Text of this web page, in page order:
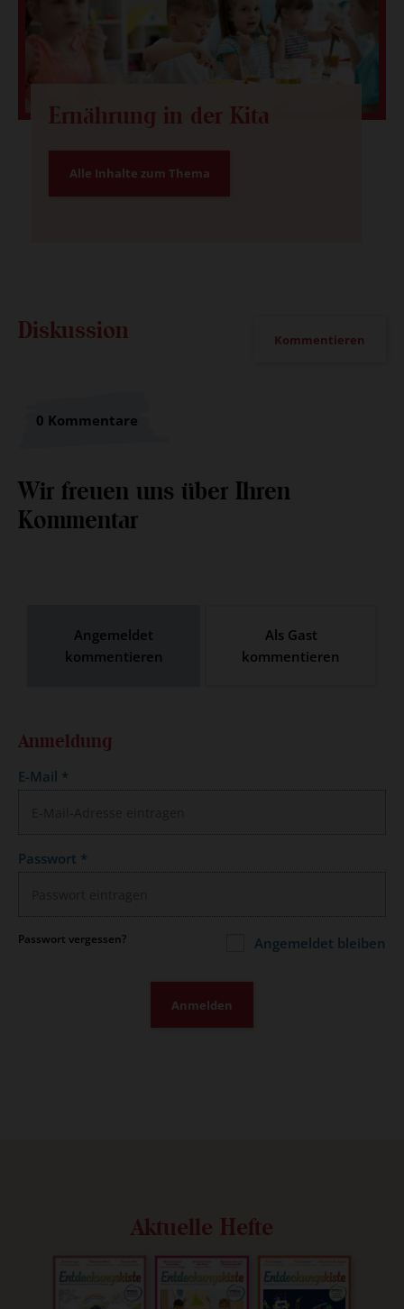
Ernährung in der Kita
Alle Inhalte zum Thema
Diskussion Kommentieren
0 Kommentare
Wir freuen uns über Ihren
Kommentar
Angemeldet
kommentieren
Als Gast
kommentieren
Anmeldung
E-Mail *
Passwort *
Passwort vergessen? Angemeldet bleiben
Anmelden
Aktuelle Hefte